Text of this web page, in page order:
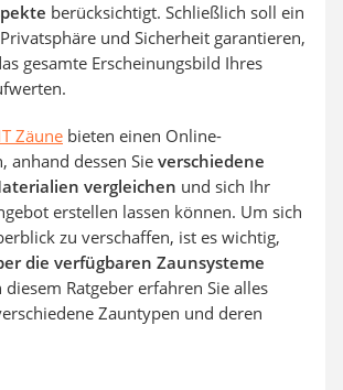
berücksichtigt. Schließlich soll ein
und Sicherheit garantieren,
gesamte Erscheinungsbild Ihres
Zäune bieten einen Online-
anhand dessen Sie verschiedene
vergleichen und sich Ihr
erstellen lassen können. Um sich
zu verschaffen, ist es wichtig,
die verfügbaren Zaunsysteme
diesem Ratgeber erfahren Sie alles
Zauntypen und deren